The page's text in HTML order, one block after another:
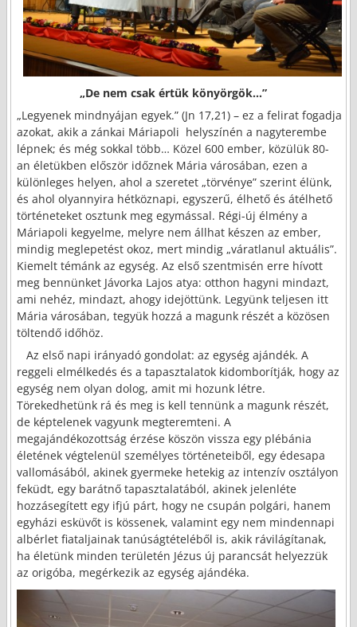
„De nem csak értük könyörgök…”
„Legyenek mindnyájan egyek.” (Jn 17,21) – ez a felirat fogadja
azokat, akik a zánkai Máriapoli helyszínén a nagyterembe
lépnek; és még sokkal több… Közel 600 ember, közülük 80-
an életükben először időznek Mária városában, ezen a
különleges helyen, ahol a szeretet „törvénye” szerint élünk,
és ahol olyannyira hétköznapi, egyszerű, élhető és átélhető
történeteket osztunk meg egymással. Régi-új élmény a
Máriapoli kegyelme, melyre nem állhat készen az ember,
mindig meglepetést okoz, mert mindig „váratlanul aktuális”.
Kiemelt témánk az egység. Az első szentmisén erre hívott
meg bennünket Jávorka Lajos atya: otthon hagyni mindazt,
ami nehéz, mindazt, ahogy idejöttünk. Legyünk teljesen itt
Mária városában, tegyük hozzá a magunk részét a közösen
töltendő időhöz.
Az első napi irányadó gondolat: az egység ajándék. A
reggeli elmélkedés és a tapasztalatok kidomborítják, hogy az
egység nem olyan dolog, amit mi hozunk létre.
Törekedhetünk rá és meg is kell tennünk a magunk részét,
de képtelenek vagyunk megteremteni. A
megajándékozottság érzése köszön vissza egy plébánia
életének végtelenül személyes történeteiből, egy édesapa
vallomásából, akinek gyermeke hetekig az intenzív osztályon
feküdt, egy barátnő tapasztalatából, akinek jelenléte
hozzásegített egy ifjú párt, hogy ne csupán polgári, hanem
egyházi esküvőt is kössenek, valamint egy nem mindennapi
albérlet fiataljainak tanúságtételéből is, akik rávilágítanak,
ha életünk minden területén Jézus új parancsát helyezzük
az origóba, megérkezik az egység ajándéka.